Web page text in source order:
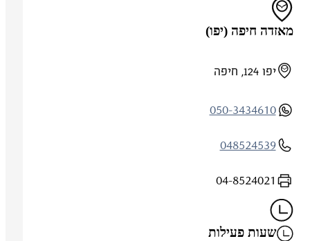
מאזדה חיפה (יפו)
יפו 124, חיפה
050-3434610
048524539
04-8524021
שעות פעילות